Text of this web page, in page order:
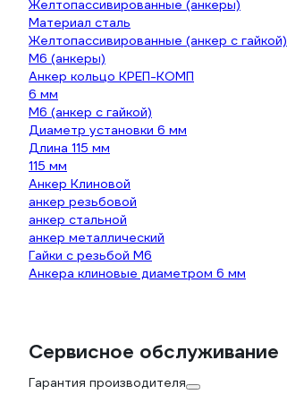
Желтопассивированные (анкеры)
Материал сталь
Желтопассивированные (анкер с гайкой)
М6 (анкеры)
Анкер кольцо КРЕП-КОМП
6 мм
М6 (анкер с гайкой)
Диаметр установки 6 мм
Длина 115 мм
115 мм
Анкер Клиновой
анкер резьбовой
анкер стальной
анкер металлический
Гайки с резьбой М6
Анкера клиновые диаметром 6 мм
Сервисное обслуживание
Гарантия производителя